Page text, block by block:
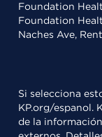
Foundation
Foundation
Naches Ave,
Si selecciona
KP.org/espanol.
de la